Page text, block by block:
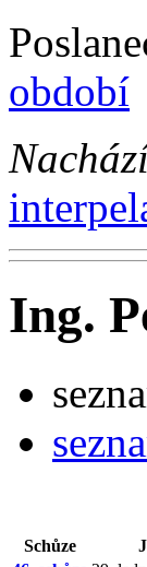
období
Ing.
Schůze